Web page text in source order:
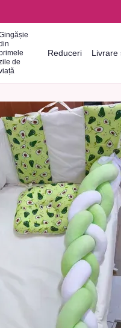
de
Reduceri Livrare